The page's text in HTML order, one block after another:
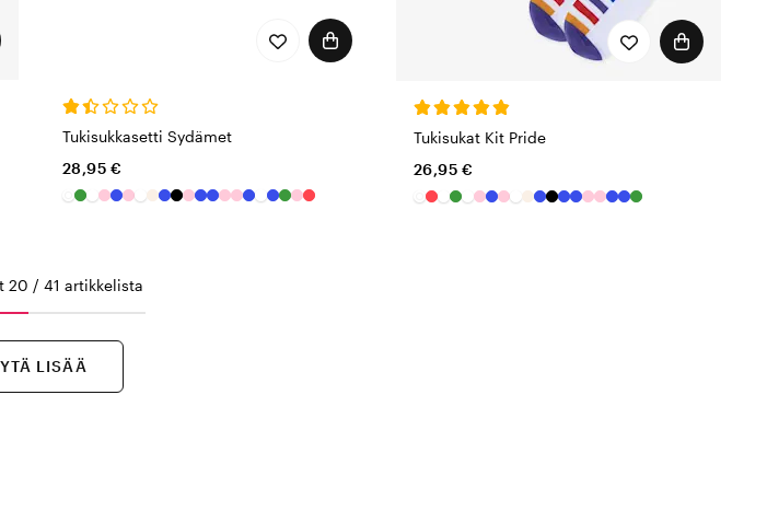
Tukisukkasetti Sydämet
28,95 €
Tukisukat Kit Pride
26,95 €
20 / 41 artikkelista
LISÄÄ